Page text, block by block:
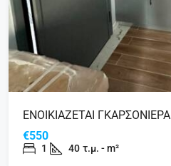
ΕΝΟΙΚΙΑΖΕΤΑΙ ΓΚΑΡΣΟΝΙΕΡΑ
€550
1 40 τ.μ. - m²